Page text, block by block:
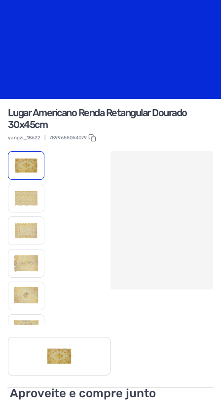
Lugar Americano Renda Retangular Dourado
30x45cm
yangzi_18622 7899655054079
Aproveite e compre junto